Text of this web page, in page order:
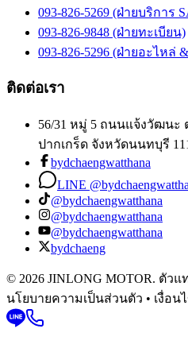
093-826-5269 (ฝ่ายบริการ
093-826-9848 (ฝ่ายทะเบียน)
093-826-5296 (ฝ่ายอะไหล่
ติดต่อเรา
56/31 หมู่ 5 ถนนแจ้งวัฒนะ
ปากเกร็ด จังหวัดนนทบุรี
bydchaengwatthana
LINE
@bydchaengwatthana
@bydchaengwatthana
@bydchaengwatthana
bydchaeng
© 2026 JINLONG MOTOR. ตัว
นโยบายความเป็นส่วนตัว • เงื่อน